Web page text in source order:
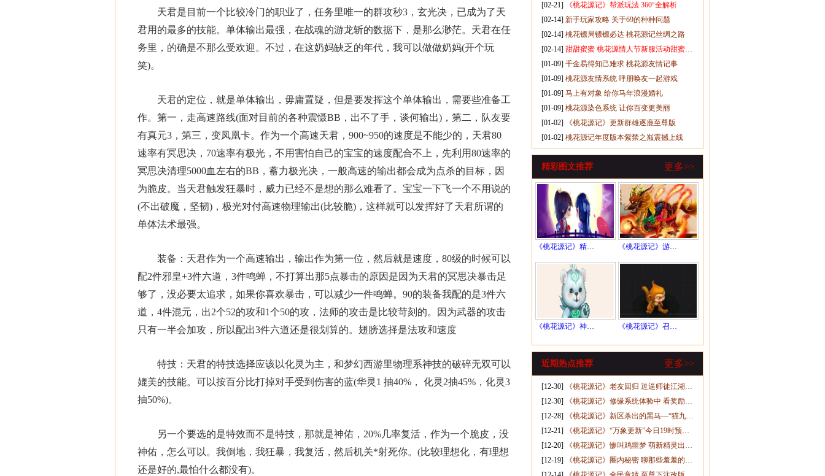
天君是目前一个比较冷门的职业了，任务里唯一的群攻秒3，玄光决，已成为了天
君用的最多的技能。单体输出最强，在战魂的游龙斩的数据下，是那么渺茫。天君在任
务里，的确是不那么受欢迎。不过，在这奶妈缺乏的年代，我可以做做奶妈(开个玩
笑)。
天君的定位，就是单体输出，毋庸置疑，但是要发挥这个单体输出，需要些准备工
作。第一，走高速路线(面对目前的各种震慑BB，出不了手，谈何输出)，第二，队友要
有真元3，第三，变凤凰卡。作为一个高速天君，900~950的速度是不能少的，天君80
速率有冥思决，70速率有极光，不用害怕自己的宝宝的速度配合不上，先利用80速率的
冥思决清理5000血左右的BB，蓄力极光决，一般高速的输出都会成为点杀的目标，因
为脆皮。当天君触发狂暴时，威力已经不是想的那么难看了。宝宝一下飞一个不用说的
(不出破魔，坚韧)，极光对付高速物理输出(比较脆)，这样就可以发挥好了天君所谓的
单体法术最强。
装备：天君作为一个高速输出，输出作为第一位，然后就是速度，80级的时候可以
配2件邪皇+3件六道，3件鸣蝉，不打算出那5点暴击的原因是因为天君的冥思决暴击足
够了，没必要太追求，如果你喜欢暴击，可以减少一件鸣蝉。90的装备我配的是3件六
道，4件混元，出2个52的攻和1个50的攻，法师的攻击是比较苛刻的。因为武器的攻击
只有一半会加攻，所以配出3件六道还是很划算的。翅膀选择是法攻和速度
特技：天君的特技选择应该以化灵为主，和梦幻西游里物理系神技的破碎无双可以
媲美的技能。可以按百分比打掉对手受到伤害的蓝(华灵1 抽40%， 化灵2抽45%，化灵3
抽50%)。
另一个要选的是特效而不是特技，那就是神佑，20%几率复活，作为一个脆皮，没
神佑，怎么可以。我倒地，我狂暴，我复活，然后机关*射死你。(比较理想化，有理想
还是好的,最怕什么都没有)。
[02-21]
《桃花源记》帮派玩法 360°全解析
[02-14] 新手玩家攻略 关于69的种种问题
[02-14] 桃花镖局镖镖必达 桃花源记丝绸之路
[02-14] 甜甜蜜蜜 桃花源情人节新服活动甜蜜…
[01-09] 千金易得知己难求 桃花源友情记事
[01-09] 桃花源友情系统 呼朋唤友一起游戏
[01-09] 马上有对象 给你马年浪漫婚礼
[01-09] 桃花源染色系统 让你百变更美丽
[01-02]
《桃花源记》更新群雄逐鹿至尊版
[01-02] 桃花源记年度版本紫禁之巅震撼上线
精彩图文推荐 更多>>
《桃花源记》精… 《桃花源记》游…
《桃花源记》神… 《桃花源记》召…
近期热点推荐 更多>>
[12-30]
《桃花源记》老友回归 逗逼师徒江湖…
[12-30]
《桃花源记》修缘系统体验中 看奖励…
[12-28]
《桃花源记》新区杀出的黑马—“猫九…
[12-21]
《桃花源记》“万象更新”今日19时预…
[12-20]
《桃花源记》惨叫鸡噩梦 萌新精灵出…
[12-19]
《桃花源记》圈内秘密 聊那些羞羞的…